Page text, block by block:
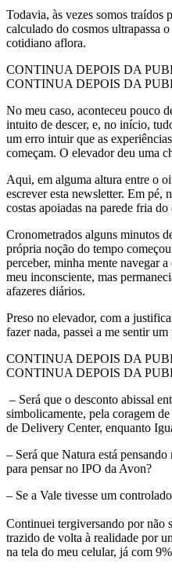
Todavia, às vezes somos traídos
calculado do cosmos ultrapassa
cotidiano aflora.
CONTINUA DEPOIS DA
CONTINUA DEPOIS DA
No meu caso, aconteceu pouco
intuito de descer, e, no início,
um erro intuir que as
começam. O elevador deu uma
Aqui, em alguma altura entre o
escrever esta newsletter. Em pé,
costas apoiadas na parede fria do
Cronometrados alguns minutos
própria noção do tempo
perceber, minha mente navegar
meu inconsciente, mas
afazeres diários.
Preso no elevador, com a
fazer nada, passei a me sentir
CONTINUA DEPOIS DA
CONTINUA DEPOIS DA
– Será que o desconto abissal
simbolicamente, pela coragem
de Delivery Center, enquanto
– Será que Natura está
para pensar no IPO da Avon?
– Se a Vale tivesse um
Continuei tergiversando por não
trazido de volta à realidade por
na tela do meu celular, já com